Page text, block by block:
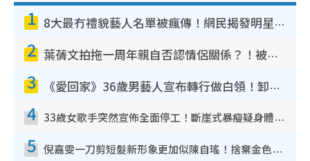
1 8大最冇禮貌藝人名單被瘋傳！網民揭發明星真面目 一致數臭呢位係無品天花板？
2 葉蒨文拍拖一周年親自否認情侶關係？！被質疑感情造假竟稱GM「普通同事」
3 《愛回家》36歲男藝人宣布轉行做白領！卸下藝人身份回歸素人平淡生活
4 33歲女歌手突然宣佈全面停工！斷崖式暴瘦疑身體亮紅燈！聲明曝︰將暫時淡出
5 倪嘉雯一刀剪短髮新形象更加似陳自瑤！捨棄金色長髮造型氣質大變超驚喜